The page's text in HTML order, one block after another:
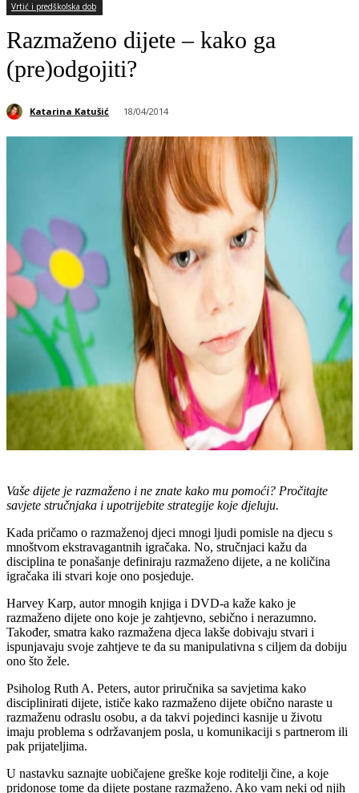
Vrtić i predškolska dob
Razmaženo dijete – kako ga
(pre)odgojiti?
Katarina Katušić 18/04/2014
Vaše dijete je razmaženo i ne znate kako mu pomoći? Pročitajte
savjete stručnjaka i upotrijebite strategije koje djeluju.
Kada pričamo o razmaženoj djeci mnogi ljudi pomisle na djecu s
mnoštvom ekstravagantnih igračaka. No, stručnjaci kažu da
disciplina te ponašanje definiraju razmaženo dijete, a ne količina
igračaka ili stvari koje ono posjeduje.
Harvey Karp, autor mnogih knjiga i DVD-a kaže kako je
razmaženo dijete ono koje je zahtjevno, sebično i nerazumno.
Također, smatra kako razmažena djeca lakše dobivaju stvari i
ispunjavaju svoje zahtjeve te da su manipulativna s ciljem da dobiju
ono što žele.
Psiholog Ruth A. Peters, autor priručnika sa savjetima kako
disciplinirati dijete, ističe kako razmaženo dijete obično naraste u
razmaženu odraslu osobu, a da takvi pojedinci kasnije u životu
imaju problema s održavanjem posla, u komunikaciji s partnerom ili
pak prijateljima.
U nastavku saznajte uobičajene greške koje roditelji čine, a koje
pridonose tome da dijete postane razmaženo. Ako vam neki od njih